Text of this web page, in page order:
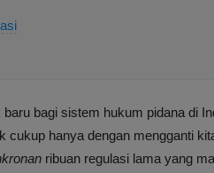
baru bagi sistem hukum pidana di
hanya dengan mengganti
ribuan regulasi lama yang